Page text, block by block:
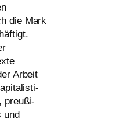
die Mark
Arbeit
preu­ßi­
und